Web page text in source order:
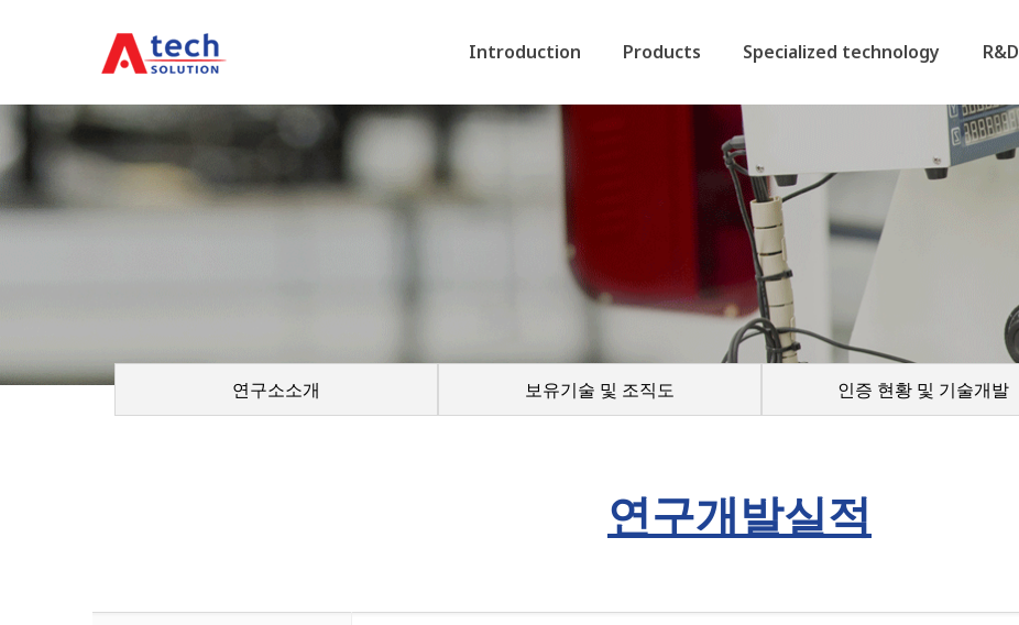
Introduction Products Specialized technology R&D
연구소소개 보유기술 및 조직도 인증 현황 및 기술개발
연구개발실적